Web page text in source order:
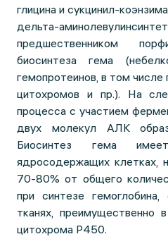
глицина и сукцинил-
дельта-
предшественником
биосинтеза гема
гемопротеинов, в том числе
цитохромов и пр.). На
процесса с участием
двух молекул АЛК
Биосинтез гема
ядросодержащих клетках,
70-80% от общего
при синтезе
тканях, преимущественно
цитохрома P450.